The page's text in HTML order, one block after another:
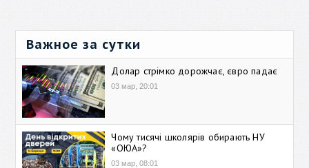
Важное за сутки
Долар стрімко дорожчає, євро падає
03 мар, 20:01
Чому тисячі школярів обирають НУ
«ОЮА»?
03 мар, 08:01